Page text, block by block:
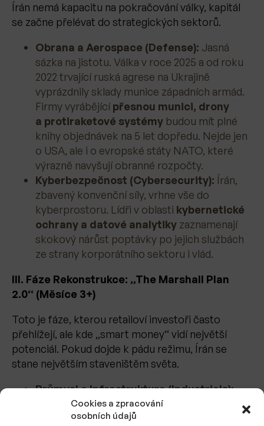
Cookies a zpracování
osobních údajů
Írán nemá kapacitu na pokračování války, kapitál
se začne přelévat do strategických sektorů.
Obrana a Aerospace (Defense): Jasná
sázka na jistotu. Válka v roce 2025 a od roku
2022 trvající ruská agrese na Ukrajině
vyprázdnily sklady munice západních armád.
Firmy vyrábějícípřesnou munici, drony
a protiraketové systémy budou mít plné
knihy objednávek na 5 let dopředu. Nejde jen
o USA, ale i o evropské státy NATO, které
výrazně navyšují obranné rozpočty.
Kyberbezpečnost (Cybersecurity): Írán,
zbavený konvenční síly, vrhne vše do
kyberprostoru. Lídři v oblasti kybernetické
ochrany a datové analytiky zaznamenají
skokový nárůst poptávky po jejich službách
ze strany korporátního sektoru i vlád.
III. Fáze Rekonstrukce: „The Marshall Plan
2.0“ (Měsíce 3+)
Toto je fáze, kterou retailoví investoři často
přehlížejí, ale kde „smart money“ vidí největší
potenciál. Pokud dojde k pádu režimu, Írán se
stane největším staveništěm světa.
Průmysl a Infrastruktura (Industrials):
Modernizace íránského ropného průmyslu si
vyžádá stovky miliard dolarů. Beneficienty